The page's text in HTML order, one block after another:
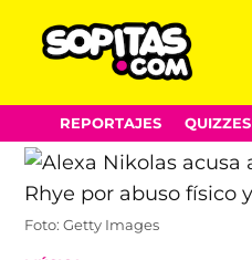
Skip
to
content
REPORTAJES QUIZZES
Foto: Getty Images